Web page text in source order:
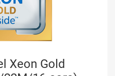
Xeon Gold